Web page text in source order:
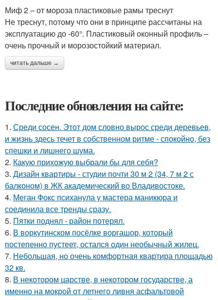
Миф 2 – от мороза пластиковые рамы треснут
Не треснут, потому что они в принципе рассчитаны на
эксплуатацию до -60°. Пластиковый оконный профиль –
очень прочный и морозостойкий материал.
читать дальше →
Последние обновления на сайте:
1. Среди сосен. Этот дом словно вырос среди деревьев,
и жизнь здесь течет в собственном ритме - спокойно, без
спешки и лишнего шума.
2. Какую прихожую выбрали бы для себя?
3. Дизайн квартиры - студии почти 30 м 2 (34, 7 м 2 с
балконом) в ЖК академический во Владивостоке.
4. Меган Фокс психанула у мастера маникюра и
соединила все тренды сразу.
5. Пятки поднял - район потерял.
6. В воркутинском посёлке воргашор, который
постепенно пустеет, остался один необычный жилец.
7. Небольшая, но очень комфортная квартира площадью
32 кв.
8. В некотором царстве, в некотором государстве, а
именно на мокрой от летнего ливня асфальтовой